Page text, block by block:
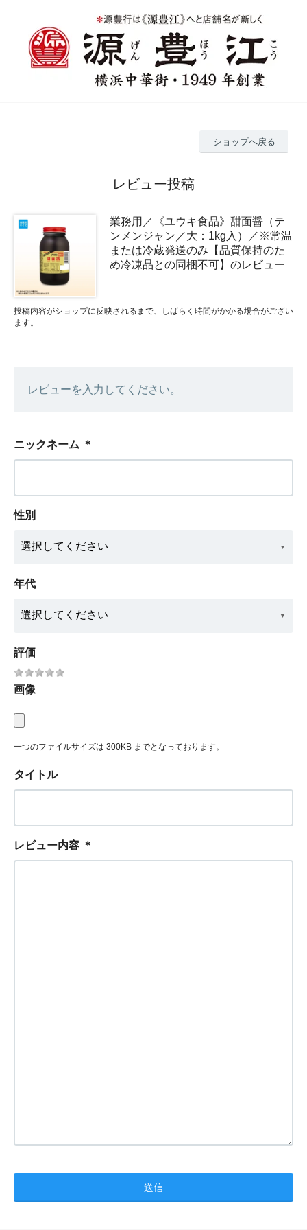
ショップへ戻る
レビュー投稿
業務用／《ユウキ食品》甜面醤（テ
ンメンジャン／大：1kg入）／※常温
または冷蔵発送のみ【品質保持のた
め冷凍品との同梱不可】のレビュー
投稿内容がショップに反映されるまで、しばらく時間がかかる場合がござい
ます。
レビューを入力してください。
ニックネーム ＊
性別
年代
評価
画像
一つのファイルサイズは 300KB までとなっております。
タイトル
レビュー内容 ＊